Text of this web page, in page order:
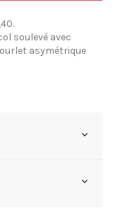
soulevé avec
asymétrique